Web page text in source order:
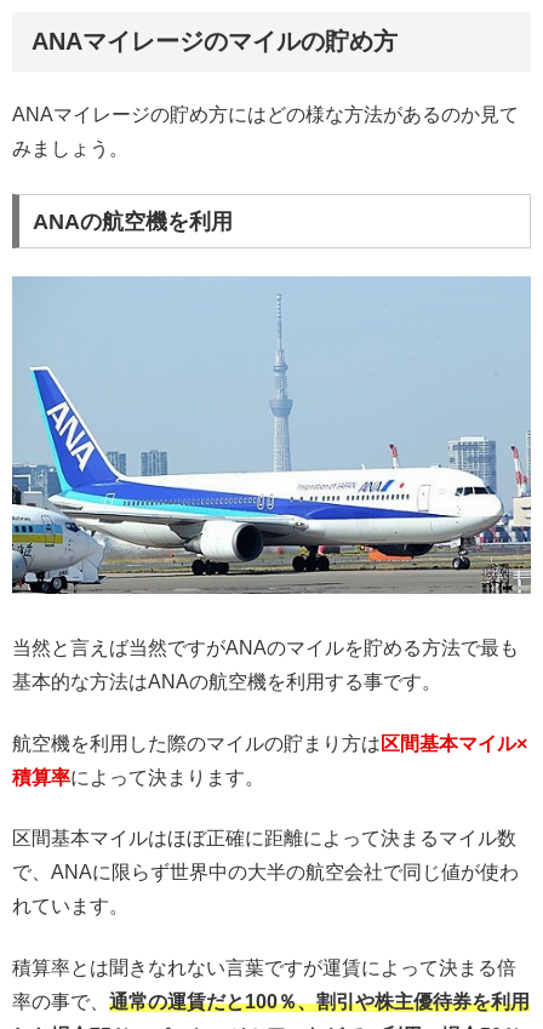
ANAマイレージのマイルの貯め方
ANAマイレージの貯め方にはどの様な方法があるのか見て
みましょう。
ANAの航空機を利用
当然と言えば当然ですがANAのマイルを貯める方法で最も
基本的な方法はANAの航空機を利用する事です。
航空機を利用した際のマイルの貯まり方は 区間基本マイル×
積算率によって決まります。
区間基本マイルはほぼ正確に距離によって決まるマイル数
で、ANAに限らず世界中の大半の航空会社で同じ値が使わ
れています。
積算率とは聞きなれない言葉ですが運賃によって決まる倍
率の事で、 通常の運賃だと100％、割引や株主優待券を利用